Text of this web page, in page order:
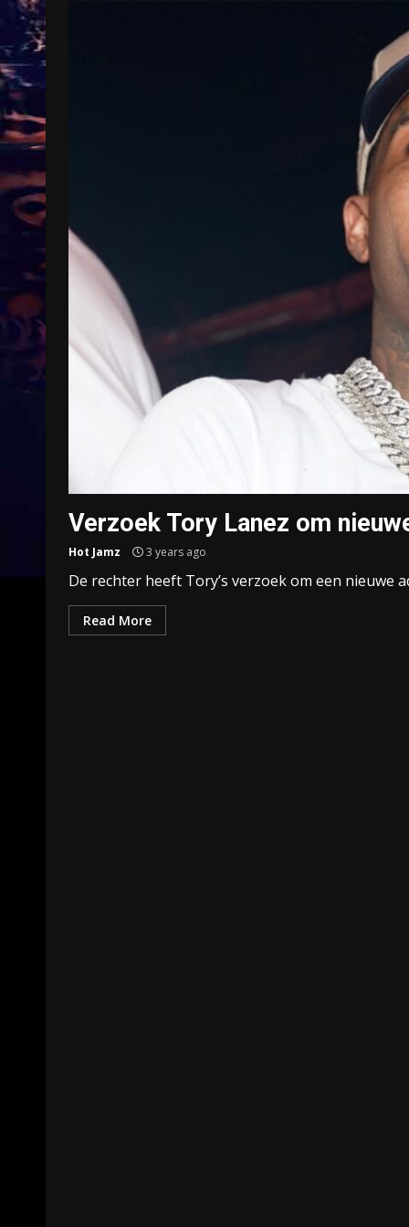
Verzoek Tory Lanez om
Hot Jamz 3 years ago
De rechter heeft Tory’s verzoek om een nieuwe
Read More
Treinkaartjes worden duurder,
abonnementen verdwijnen